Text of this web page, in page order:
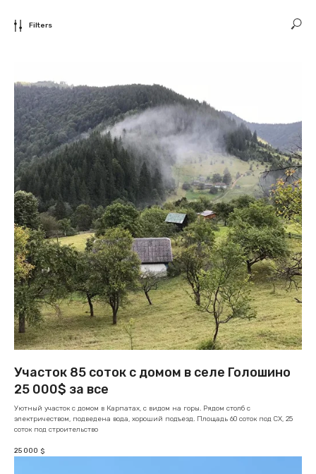
Filters
Участок 85 соток с домом в селе Голошино
25 000$ за все
Уютный участок с домом в Карпатах, с видом на горы. Рядом столб с
электричеством, подведена вода, хороший подъезд. Площадь 60 соток под СХ, 25
соток под строительство
25 000 $